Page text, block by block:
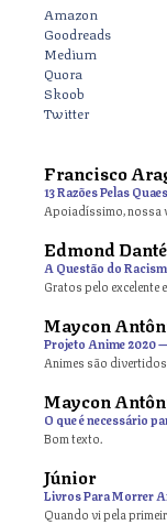
Amazon
Goodreads
Medium
Quora
Skoob
Twitter
Francisco
13 Razões Pelas
Apoiadíssimo, nossa
Edmond
A Questão do
Gratos pelo excelente
Maycon
Projeto Anime 2020
Animes são
Maycon
O que é necessário
Bom texto.
Júnior
Livros Para Morrer
Quando vi pela